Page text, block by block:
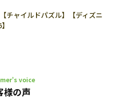
チャイルドパズル】【ディズニ
voice
様の声